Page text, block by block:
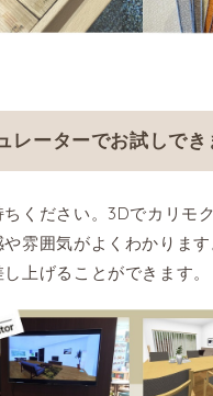
レーターでお試しでき
ちください。3Dでカリモ
雰囲気がよくわかりま
上げることができます。